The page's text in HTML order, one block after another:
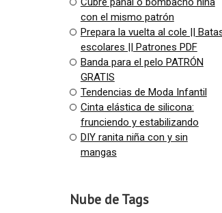
con el mismo patrón
Prepara la vuelta al cole ||
escolares || Patrones PDF
Banda para el pelo PATRÓN
GRATIS
Tendencias de Moda Infantil
Cinta elástica de silicona:
frunciendo y estabilizando
DIY ranita niña con y sin
mangas
Nube de Tags